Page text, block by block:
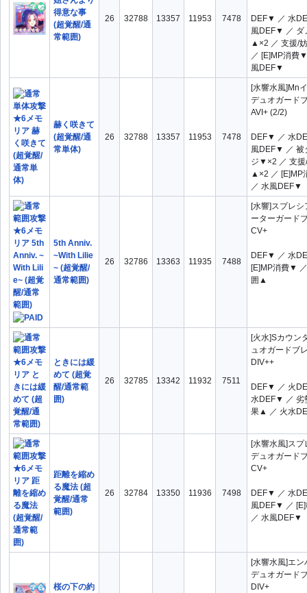
得意な事
(超覚醒/通
常範囲)
26 32788 13357 11953 7478
DEF▼ ／ 水
風DEF▼ ／ ダ
▲×2 ／ 支援/
／ [E]MP消費
風DEF▼
赫く咲きて
(超覚醒/通
常単体)
26 32788 13357 11953 7478
[水響水風]Mn
デュオガード
AVI+ (2/2)
DEF▼ ／ 水
風DEF▼ ／ 被
ジ▼×2 ／ 支援
▲×2 ／ [E]MP
／ 水風DEF▼
5th Anniv.
~With Lilie
~ (超覚醒/
通常範囲)
26 32786 13363 11935 7488
[水響]スプレシ
ーターガード
CV+
DEF▼ ／ 水
[E]MP消費▼
囲▲
ときには緩
めて (超覚
醒/通常範
囲)
26 32785 13342 11932 7511
[火水]Sカウン
ュオガードブ
DIV++
DEF▼ ／ 火
水DEF▼ ／ 劣
果▲ ／ 火水
距離を縮め
る魔法 (超
覚醒/通常
範囲)
26 32784 13350 11936 7498
[水響水風]スプ
デュオガード
CV+
DEF▼ ／ 水
風DEF▼ ／
／ 水風DEF▼
桜の下の約
[水響水風]エン
デュオガード
DIV+